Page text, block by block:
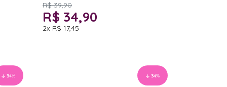
R$ 39,90
R$ 34,90
2x R$ 17,45
34% 34%